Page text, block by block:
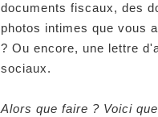
documents fiscaux, des
photos intimes que vous
? Ou encore, une lettre
sociaux.
Alors que faire ? Voici